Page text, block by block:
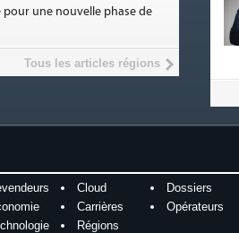
pour une nouvelle phase de
Tous les articles régions
Cloud
Dossiers
Carrières
Opérateurs
Régions